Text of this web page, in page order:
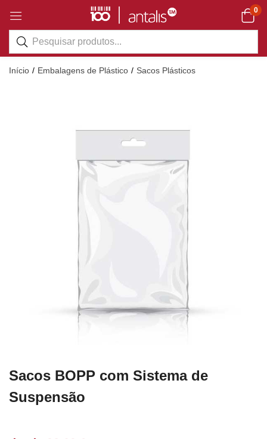
0
Início Embalagens de Plástico Sacos Plásticos
Sacos BOPP com Sistema de
Suspensão